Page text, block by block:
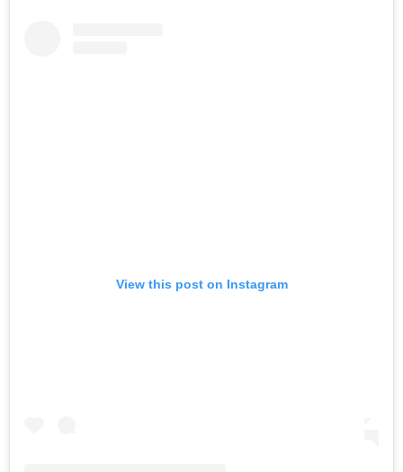
View this post on Instagram